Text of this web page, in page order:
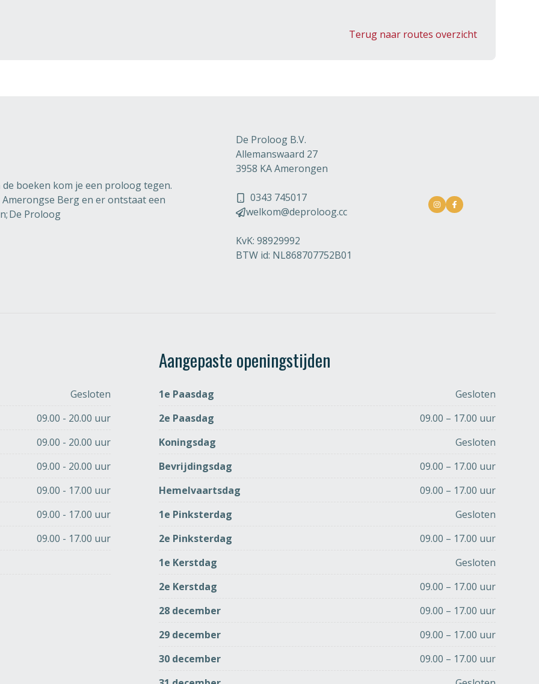
Terug naar routes overzicht
boeken kom je een proloog tegen.
Berg en er ontstaat een
De Proloog
De Proloog B.V.
Allemanswaard 27
3958 KA Amerongen
0343 745017
welkom@deproloog.cc
KvK: 98929992
BTW id: NL868707752B01
Gesloten
09.00 - 20.00 uur
09.00 - 20.00 uur
09.00 - 20.00 uur
09.00 - 17.00 uur
09.00 - 17.00 uur
09.00 - 17.00 uur
Aangepaste openingstijden
1e Paasdag
Gesloten
2e Paasdag
09.00 – 17.00 uur
Koningsdag
Gesloten
Bevrijdingsdag
09.00 – 17.00 uur
Hemelvaartsdag
09.00 – 17.00 uur
1e Pinksterdag
Gesloten
2e Pinksterdag
09.00 – 17.00 uur
1e Kerstdag
Gesloten
2e Kerstdag
09.00 – 17.00 uur
28 december
09.00 – 17.00 uur
29 december
09.00 – 17.00 uur
30 december
09.00 – 17.00 uur